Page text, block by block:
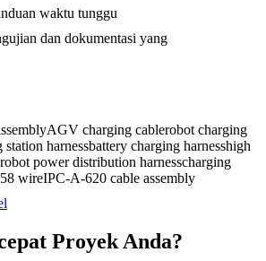
waktu tunggu
dan dokumentasi yang
AGV charging cablerobot charging
station harnessbattery charging harnesshigh
robot power distribution harnesscharging
wireIPC-A-620 cable assembly
Proyek Anda?